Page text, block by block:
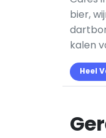
bier,
kalen
Heel